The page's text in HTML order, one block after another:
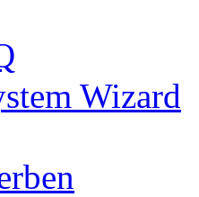
Wizard